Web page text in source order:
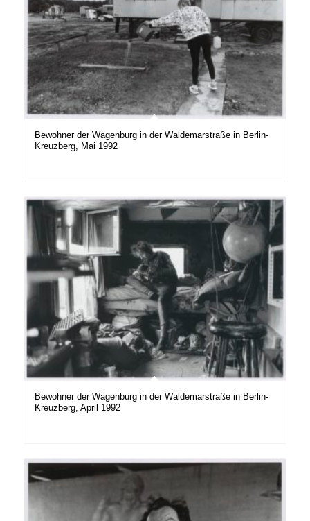
Bewohner der Wagenburg in der Waldemarstraße in Berlin-
Kreuzberg, Mai 1992
Bewohner der Wagenburg in der Waldemarstraße in Berlin-
Kreuzberg, April 1992